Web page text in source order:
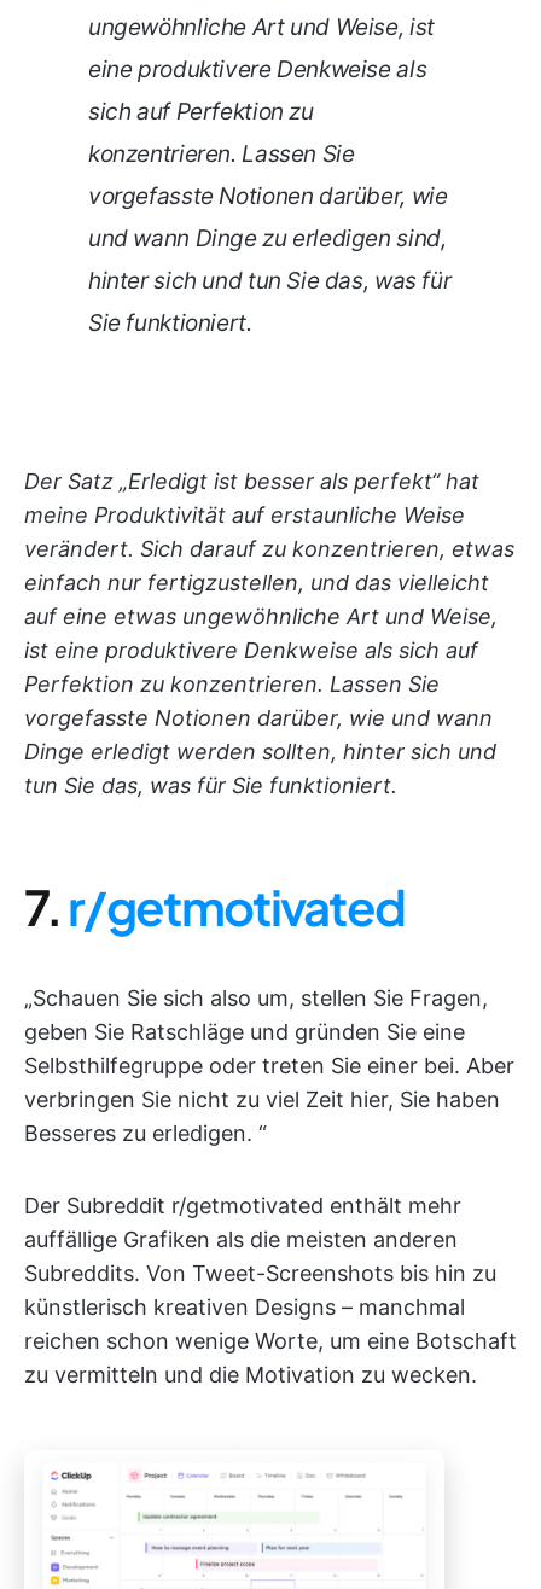
ungewöhnliche Art und Weise, ist
eine produktivere Denkweise als
sich auf Perfektion zu
konzentrieren. Lassen Sie
vorgefasste Notionen darüber, wie
und wann Dinge zu erledigen sind,
hinter sich und tun Sie das, was für
Sie funktioniert.
Der Satz „Erledigt ist besser als perfekt“ hat
meine Produktivität auf erstaunliche Weise
verändert. Sich darauf zu konzentrieren, etwas
einfach nur fertigzustellen, und das vielleicht
auf eine etwas ungewöhnliche Art und Weise,
ist eine produktivere Denkweise als sich auf
Perfektion zu konzentrieren. Lassen Sie
vorgefasste Notionen darüber, wie und wann
Dinge erledigt werden sollten, hinter sich und
tun Sie das, was für Sie funktioniert.
7.r/getmotivated
„Schauen Sie sich also um, stellen Sie Fragen,
geben Sie Ratschläge und gründen Sie eine
Selbsthilfegruppe oder treten Sie einer bei. Aber
verbringen Sie nicht zu viel Zeit hier, Sie haben
Besseres zu erledigen. “
Der Subreddit r/getmotivated enthält mehr
auffällige Grafiken als die meisten anderen
Subreddits. Von Tweet-Screenshots bis hin zu
künstlerisch kreativen Designs – manchmal
reichen schon wenige Worte, um eine Botschaft
zu vermitteln und die Motivation zu wecken.